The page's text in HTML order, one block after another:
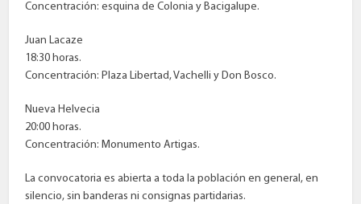
Concentración: esquina de Colonia y Bacigalupe.
Juan Lacaze
18:30 horas.
Concentración: Plaza Libertad, Vachelli y Don Bosco.
Nueva Helvecia
20:00 horas.
Concentración: Monumento Artigas.
La convocatoria es abierta a toda la población en general, en
silencio, sin banderas ni consignas partidarias.